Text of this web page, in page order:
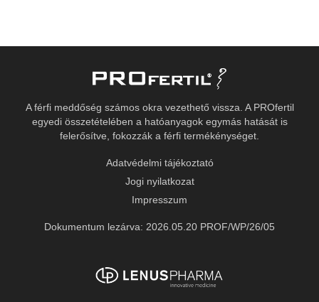
A férfi meddőség számos okra vezethető vissza. A PROfertil
egyedi összetételében a hatóanyagok egymás hatását is
felerősítve, fokozzák a férfi termékénységet.
Adatvédelmi tájékoztató
Jogi nyilatkozat
Impresszum
Dokumentum lezárva: 2026.05.20 PROF/WP/26/05